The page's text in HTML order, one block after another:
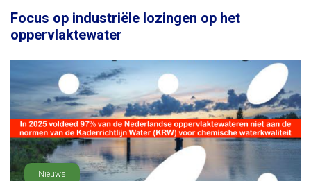
Focus op industriële lozingen op het
oppervlaktewater
Nieuws